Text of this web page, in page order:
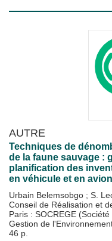
AUTRE
Techniques de
de la faune sauvage :
planification des
en véhicule et en avion
Urbain Belemsobgo ; S.
Conseil de Réalisation et
Paris : SOCREGE
Gestion de
46 p.